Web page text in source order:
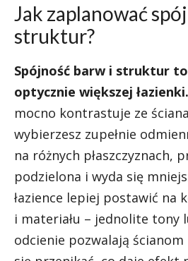
Jak zaplanować
struktur?
Spójność barw i struktur
optycznie większej łazienki.
mocno kontrastuje ze
wybierzesz zupełnie
na różnych płaszczyznach,
podzielona i wyda się
łazience lepiej postawić na
i materiału – jednolite tony
odcienie pozwalają ścianom